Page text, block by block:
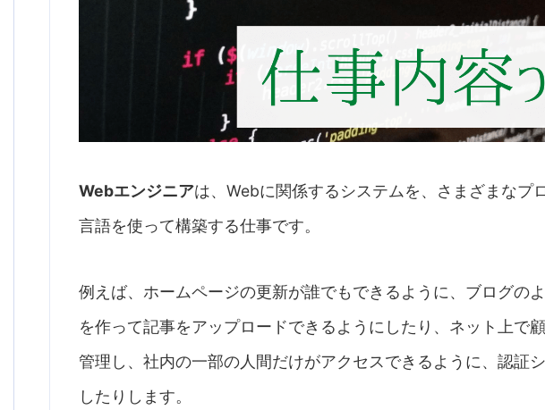
Webエンジニアは、Webに関係するシステムを、さまざまなプ
言語を使って構築する仕事です。
例えば、ホームページの更新が誰でもできるように、ブログの
を作って記事をアップロードできるようにしたり、ネット上で
管理し、社内の一部の人間だけがアクセスできるように、認証
したりします。